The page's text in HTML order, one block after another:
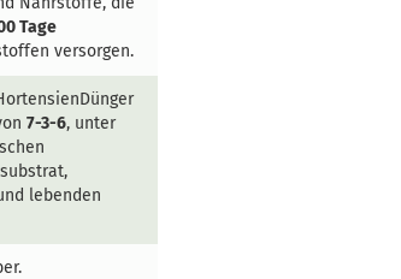
Tage
versorgen.
7-3-6, unter
lebenden